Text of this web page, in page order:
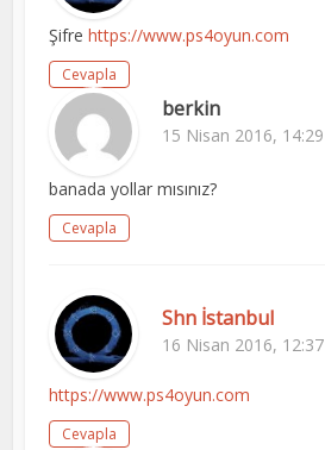
Şifrehttps://www.ps4oyun.com
Cevapla
berkin
15 Nisan 2016, 14:29
banada yollar mısınız?
Cevapla
Shn İstanbul
16 Nisan 2016, 12:37
https://www.ps4oyun.com
Cevapla